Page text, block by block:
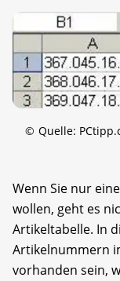
© Quelle:
Wenn Sie nur
wollen, geht es
Artikeltabelle. In
Artikelnummern
vorhanden sein,